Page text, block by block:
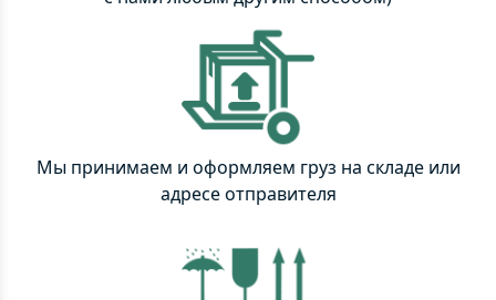
Мы принимаем и оформляем груз на складе или
адресе отправителя